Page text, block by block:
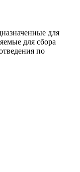
для
для сбора
по